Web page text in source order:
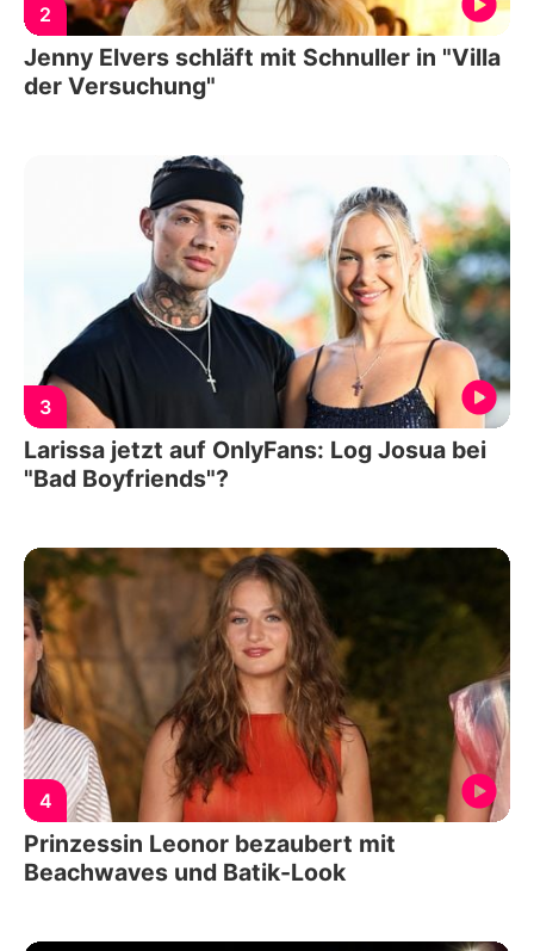
2
Jenny Elvers schläft mit Schnuller in "Villa
der Versuchung"
3
Larissa jetzt auf OnlyFans: Log Josua bei
"Bad Boyfriends"?
4
Prinzessin Leonor bezaubert mit
Beachwaves und Batik-Look